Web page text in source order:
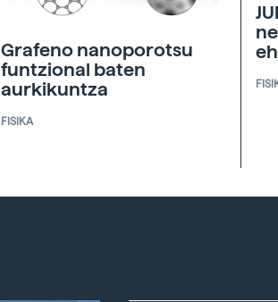
Grafeno nanoporotsu
funtzional baten
aurkikuntza
FISIKA